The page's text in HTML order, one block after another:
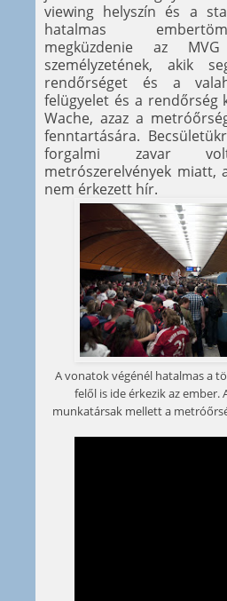
viewing helyszín és a
hatalmas
megküzdenie az MVG
személyzetének, akik
rendőrséget és a
felügyelet és a rendőrség
Wache, azaz a
fenntartására.
forgalmi zavar
metrószerelvények miatt,
nem érkezett hír.
A vonatok végénél hatalmas a
felől is ide érkezik az ember.
munkatársak mellett a